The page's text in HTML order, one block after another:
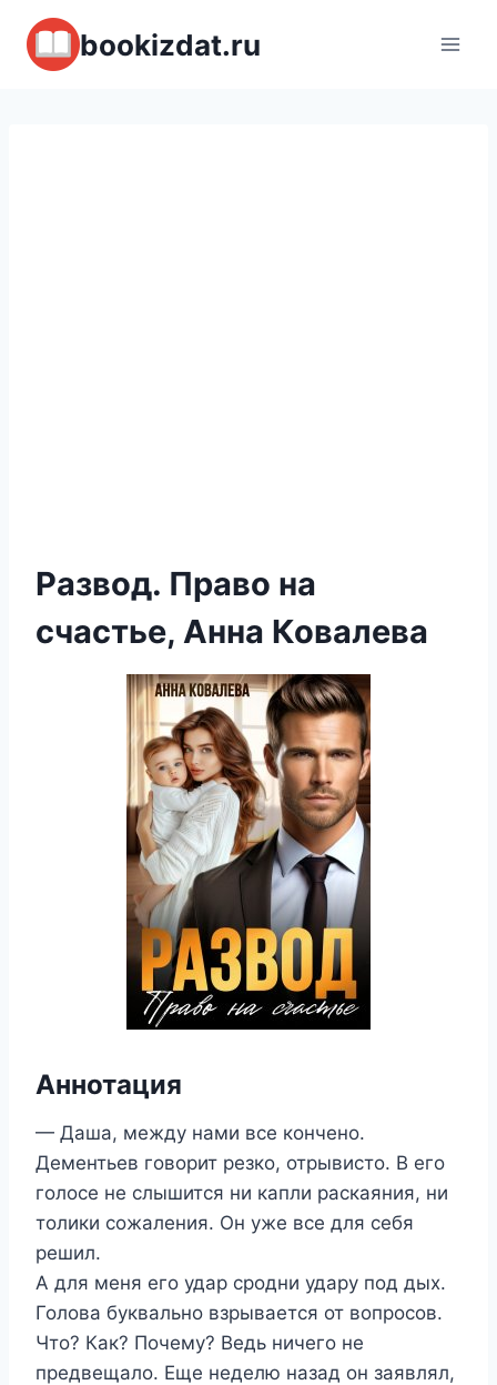
Перейти
содержимому
bookizdat.ru
Развод. Право на
счастье, Анна Ковалева
Аннотация
— Даша, между нами все кончено.
Дементьев говорит резко, отрывисто. В его
голосе не слышится ни капли раскаяния, ни
толики сожаления. Он уже все для себя
решил.
А для меня его удар сродни удару под дых.
Голова буквально взрывается от вопросов.
Что? Как? Почему? Ведь ничего не
предвещало. Еще неделю назад он заявлял,